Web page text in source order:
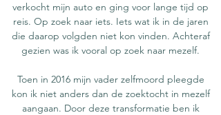
verkocht mijn auto en ging voor lange tijd op
reis. Op zoek naar iets. Iets wat ik in de jaren
die daarop volgden niet kon vinden. Achteraf
gezien was ik vooral op zoek naar mezelf.
Toen in 2016 mijn vader zelfmoord pleegde
kon ik niet anders dan de zoektocht in mezelf
aangaan. Door deze transformatie ben ik